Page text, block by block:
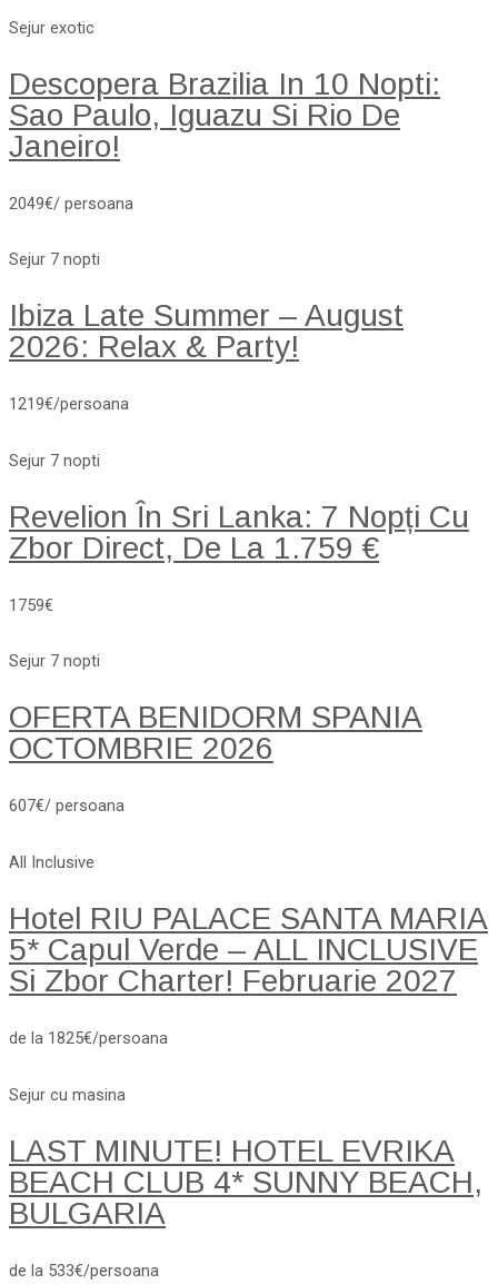
Sejur exotic
Descopera Brazilia In 10 Nopti:
Sao Paulo, Iguazu Si Rio De
Janeiro!
2049€/ persoana
Sejur 7 nopti
Ibiza Late Summer – August
2026: Relax & Party!
1219€/persoana
Sejur 7 nopti
Revelion În Sri Lanka: 7 Nopți Cu
Zbor Direct, De La 1.759 €
1759€
Sejur 7 nopti
OFERTA BENIDORM SPANIA
OCTOMBRIE 2026
607€/ persoana
All Inclusive
Hotel RIU PALACE SANTA MARIA
5* Capul Verde – ALL INCLUSIVE
Si Zbor Charter! Februarie 2027
de la 1825€/persoana
Sejur cu masina
LAST MINUTE! HOTEL EVRIKA
BEACH CLUB 4* SUNNY BEACH,
BULGARIA
de la 533€/persoana